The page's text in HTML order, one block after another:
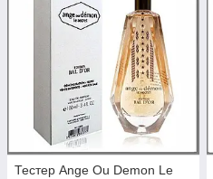
Тестер Ange Ou Demon Le